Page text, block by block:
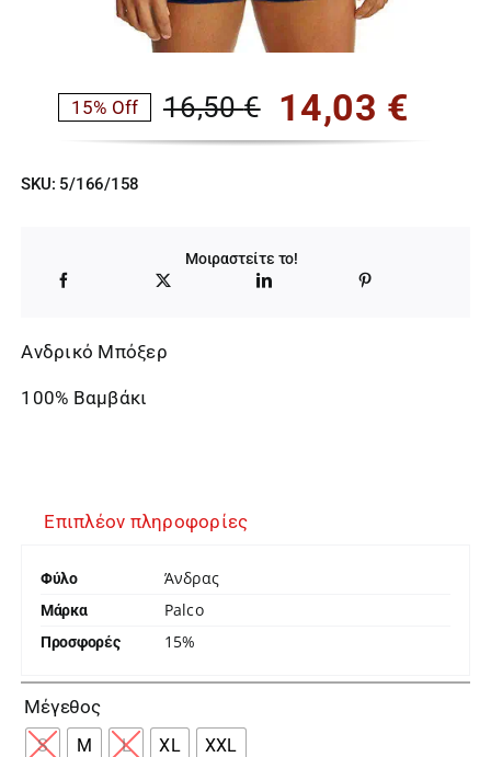
16,50€
Original
16,50 €.
14,03 €
Η
είναι:
14,03 €.
15% Off
SKU: 5/166/158
Μοιραστείτε το!
Ανδρικό Μπόξερ
100% Βαμβάκι
Επιπλέον πληροφορίες
Φύλο Άνδρας
Μάρκα Palco
Προσφορές 15%
Μέγεθος
S M L XL XXL